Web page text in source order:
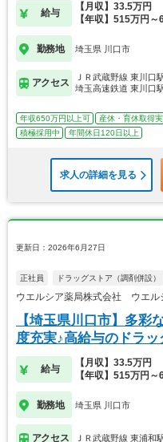
給与
【月収】33.5万円
【年収】515万円～
勤務地 埼玉県 川口市
アクセス
ＪＲ武蔵野線 東川口
埼玉高速鉄道 東川口
年収650万円以上可 産休・育休取得
積極採用中
年間休日120日以上
求人の詳細を見る
更新日：2026年6月27日
正社員 ドラッグストア（調剤併設）
ウエルシア薬局株式会社 ウエル
【埼玉県川口市】多彩
度充実♪高給与のドラ
給与
【月収】33.5万円
【年収】515万円～
勤務地 埼玉県 川口市
アクセス ＪＲ武蔵野線 東浦和